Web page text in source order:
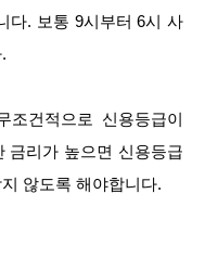
다. 보통 9시부터 6시 사
조건적으로 신용등급이
금리가 높으면 신용등급
않도록 해야합니다.